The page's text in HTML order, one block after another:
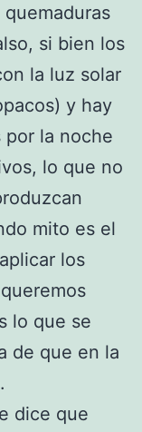
si bien los
la luz solar
y hay
por la noche
lo que no
mito es el
los
lo que se
de que en la
dice que